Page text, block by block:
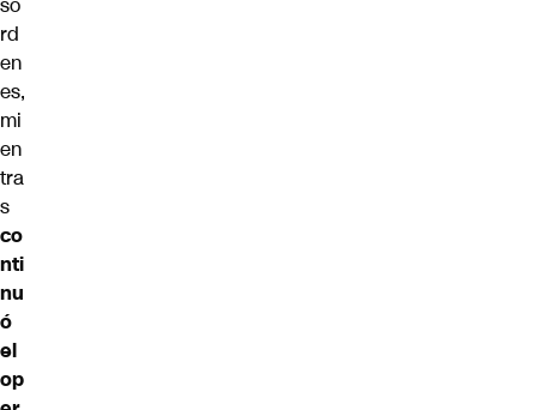
rd
en
es,
mi
en
tra
s
co
nti
nu
ó
el
op